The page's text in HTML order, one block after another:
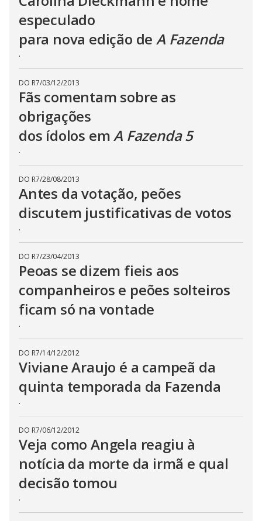
especulado
para nova edição de A Fazenda
.
DO R7/03/12/2013
Fãs comentam sobre as
obrigações
dos ídolos emA Fazenda 5
.
DO R7/28/08/2013
Antes da votação, peões
discutem justificativas de votos
.
DO R7/23/04/2013
Peoas se dizem fieis aos
companheiros e peões solteiros
ficam só na vontade
.
DO R7/14/12/2012
Viviane Araujo é a campeã da
quinta temporada da Fazenda
.
DO R7/06/12/2012
Veja como Angela reagiu à
notícia da morte da irmã e qual
decisão tomou
.